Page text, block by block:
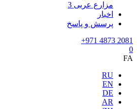
مزارع عربی 3
اخبار
پرسش و پاسخ
+971 4873 2081
0
FA
RU
EN
DE
AR